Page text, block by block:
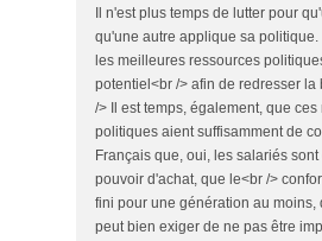
Il n'est plus temps de lutter pour
qu'une autre applique sa politique.
les meilleures ressources
potentiel<br /> afin de redresser la
/> Il est temps, également, que
politiques aient suffisamment de
Français que, oui, les salariés
pouvoir d'achat, que le<br />
fini pour une génération au moins,
peut bien exiger de ne pas être